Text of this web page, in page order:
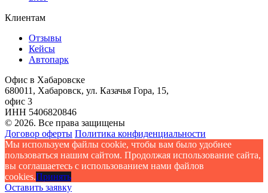
Клиентам
Отзывы
Кейсы
Автопарк
Офис в Хабаровске
680011, Хабаровск, ул. Казачья Гора, 15,
офис 3
ИНН 5406820846
© 2026. Все права защищены
Договор оферты Политика конфиденциальности
Мы используем файлы cookie, чтобы вам было удобнее
пользоваться нашим сайтом. Продолжая использование сайта,
вы соглашаетесь c использованием нами файлов
cookies.Принять
Оставить заявку